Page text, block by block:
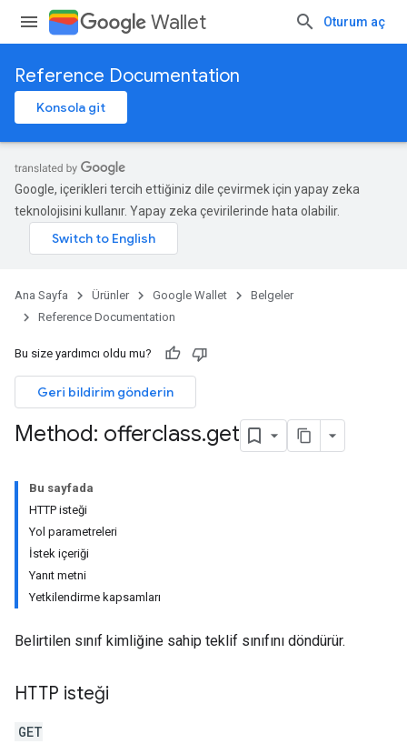
Wallet Oturum aç
Reference Documentation
Konsola git
Google, içerikleri tercih ettiğiniz dile çevirmek için yapay zeka
teknolojisini kullanır. Yapay zeka çevirilerinde hata olabilir.
Ana Sayfa Ürünler Google Wallet
Belgeler
Reference Documentation
Bu size yardımcı oldu mu?
Geri bildirim gönderin
Method: offerclass.get
Bu sayfada
HTTP isteği
Yol parametreleri
İstek içeriği
Yanıt metni
Yetkilendirme kapsamları
Belirtilen sınıf kimliğine sahip teklif sınıfını döndürür.
HTTP isteği
GET